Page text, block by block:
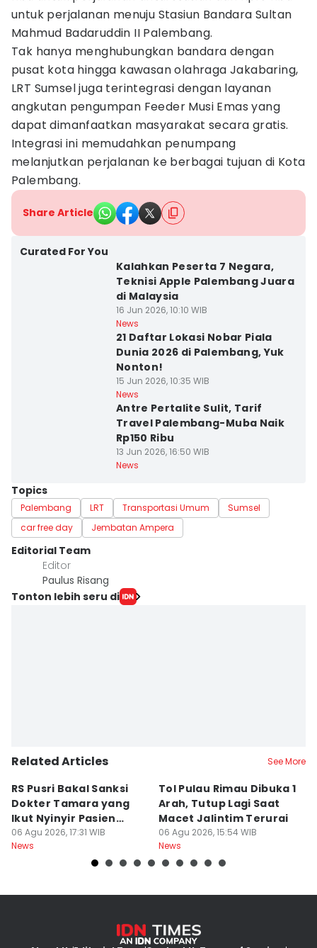
untuk perjalanan menuju Stasiun Bandara Sultan
Mahmud Badaruddin II Palembang.
Tak hanya menghubungkan bandara dengan
pusat kota hingga kawasan olahraga Jakabaring,
LRT Sumsel juga terintegrasi dengan layanan
angkutan pengumpan Feeder Musi Emas yang
dapat dimanfaatkan masyarakat secara gratis.
Integrasi ini memudahkan penumpang
melanjutkan perjalanan ke berbagai tujuan di Kota
Palembang.
Share Article
Curated For You
Kalahkan Peserta 7 Negara,
Teknisi Apple Palembang Juara
di Malaysia
16 Jun 2026, 10:10 WIB
News
21 Daftar Lokasi Nobar Piala
Dunia 2026 di Palembang, Yuk
Nonton!
15 Jun 2026, 10:35 WIB
News
Antre Pertalite Sulit, Tarif
Travel Palembang-Muba Naik
Rp150 Ribu
13 Jun 2026, 16:50 WIB
News
Topics
Palembang LRT Transportasi Umum
Sumsel
car free day
Jembatan Ampera
Editorial Team
Editor
Paulus Risang
Tonton lebih seru di
Related Articles See More
RS Pusri Bakal Sanksi
Dokter Tamara yang
Ikut Nyinyir Pasien
Yurizal
06 Agu 2026, 17:31 WIB
News
Tol Pulau Rimau Dibuka 1
Arah, Tutup Lagi Saat
Macet Jalintim Terurai
06 Agu 2026, 15:54 WIB
News